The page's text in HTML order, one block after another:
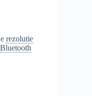
rezolutie
Bluetooth